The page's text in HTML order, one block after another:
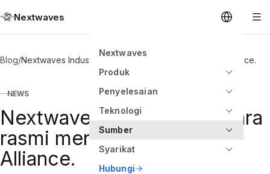
Nextwaves
Nextwaves
Produk
Penyelesaian
Teknologi
Sumber
Syarikat
Hubungi
Blog/Nextwaves Industries secara rasmi menyertai RAIN Alliance.
NEWS
Nextwaves Industries secara
rasmi menyertai RAIN
Alliance.